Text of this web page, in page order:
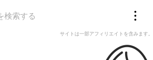
サイトは一部アフィリエイトを含みます。